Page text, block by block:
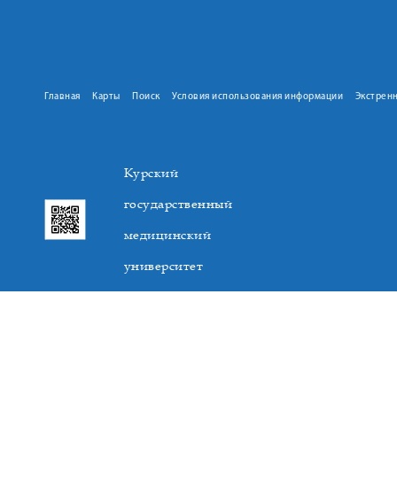
Главная Карты Поиск Условия использования информации
Курский
государственный
медицинский
университет